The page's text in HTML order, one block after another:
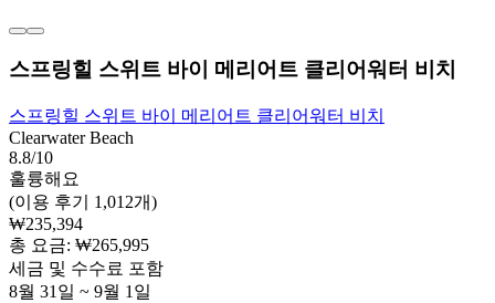
스프링힐 스위트 바이 메리어트 클리어워터 비치
스프링힐 스위트 바이 메리어트 클리어워터 비치
Clearwater Beach
8.8/10
훌륭해요
(이용 후기 1,012개)
₩235,394
총 요금: ₩265,995
세금 및 수수료 포함
8월 31일 ~ 9월 1일